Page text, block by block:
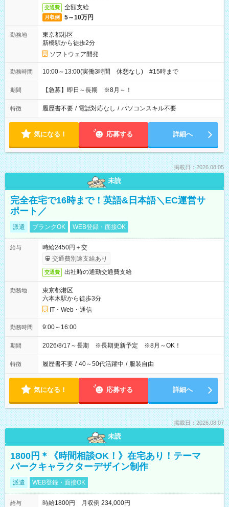
交通費 全額支給
月収例 5～10万円
勤務地
東京都港区
新橋駅から徒歩2分
ソフトウェア開発
勤務時間 10:00～13:00(実働3時間 休憩なし) #15時まで
期間 【急募】即日～長期 ※8月～！
特徴 履歴書不要 / 電話対応なし / パソコンスキル不要
気になる！ 応募する 詳細へ
掲載日：2026.08.05
未読
完全在宅で16時まで！英語&日本語＼EC運営サ
ポート／
派遣 ブランクOK WEB登録・面接OK
給与
時給2450円＋交
交通費別途支給あり
交通費 出社時の通勤交通費支給
勤務地
東京都港区
六本木駅から徒歩3分
IT・Web・通信
勤務時間 9:00～16:00
期間 2026/8/17～長期 ※長期更新予定 ※8月～OK！
特徴 履歴書不要 / 40～50代活躍中 / 服装自由
気になる！ 応募する 詳細へ
掲載日：2026.08.07
未読
1800円＊《時間相談OK！》在宅あり！テーマ
パークキャラクターデザイン制作
派遣 WEB登録・面接OK
給与
時給1800円 月収例 234,000円